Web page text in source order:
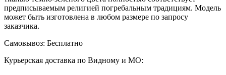
предписываемым религией погребальным традициям. Модель
может быть изготовлена в любом размере по запросу
заказчика.
Самовывоз: Бесплатно
Курьерская доставка по Видному и МО: